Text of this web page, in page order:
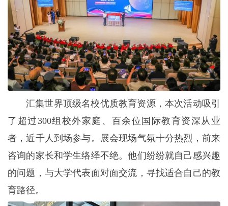
汇集世界顶级名校优质教育资源，本次活动吸引
了超过300组校外家庭、百余位国际教育资深从业
者，近千人到场参与。展会现场气氛十分热烈，前来
咨询的家长和学生络绎不绝。他们纷纷就自己感兴趣
的问题，与大学代表面对面交流，寻找适合自己的教
育路径。